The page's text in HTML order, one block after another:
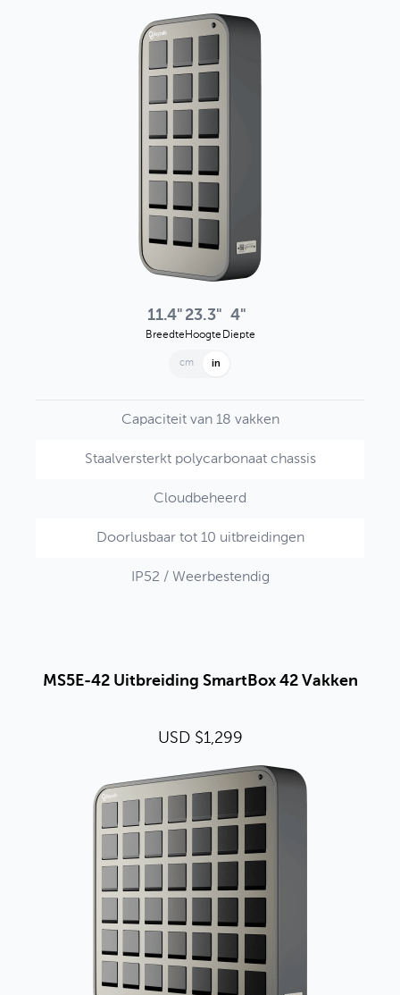
11.4"
Breedte
23.3"
Hoogte
4"
Diepte
cm in
Capaciteit van 18 vakken
Staalversterkt polycarbonaat chassis
Cloudbeheerd
Doorlusbaar tot 10 uitbreidingen
IP52 / Weerbestendig
MS5E-42 Uitbreiding SmartBox 42 Vakken
USD $1,299